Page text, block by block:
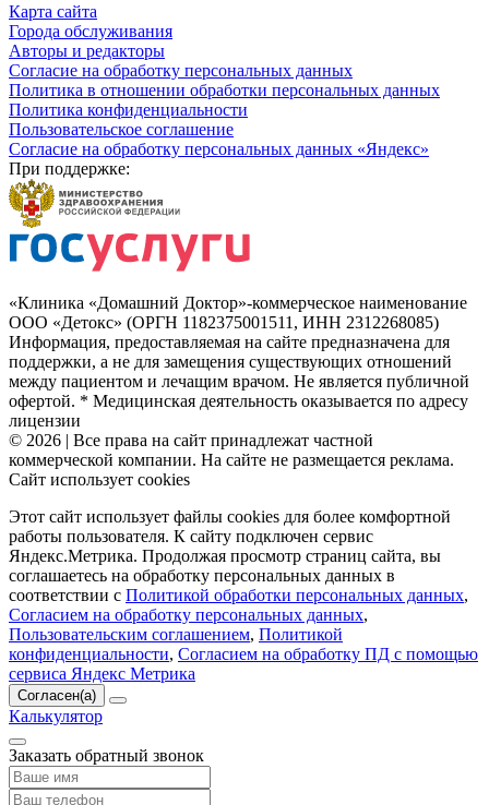
Карта сайта
Города обслуживания
Авторы и редакторы
Согласие на обработку персональных данных
Политика в отношении обработки персональных данных
Политика конфиденциальности
Пользовательское соглашение
Согласие на обработку персональных данных «Яндекс»
При поддержке:
«Клиника «Домашний Доктор»-коммерческое наименование
ООО «Детокс» (ОРГН 1182375001511, ИНН 2312268085)
Информация, предоставляемая на сайте предназначена для
поддержки, а не для замещения существующих отношений
между пациентом и лечащим врачом. Не является публичной
офертой. * Медицинская деятельность оказывается по адресу
лицензии
© 2026 | Все права на сайт принадлежат частной
коммерческой компании. На сайте не размещается реклама.
Сайт использует cookies
Этот сайт использует файлы cookies для более комфортной
работы пользователя. К сайту подключен сервис
Яндекс.Метрика. Продолжая просмотр страниц сайта, вы
соглашаетесь на обработку персональных данных в
соответствии с Политикой обработки персональных данных,
Согласием на обработку персональных данных,
Пользовательским соглашением, Политикой
конфиденциальности, Согласием на обработку ПД с помощью
сервиса Яндекс Метрика
Согласен(а)
Калькулятор
Заказать обратный звонок